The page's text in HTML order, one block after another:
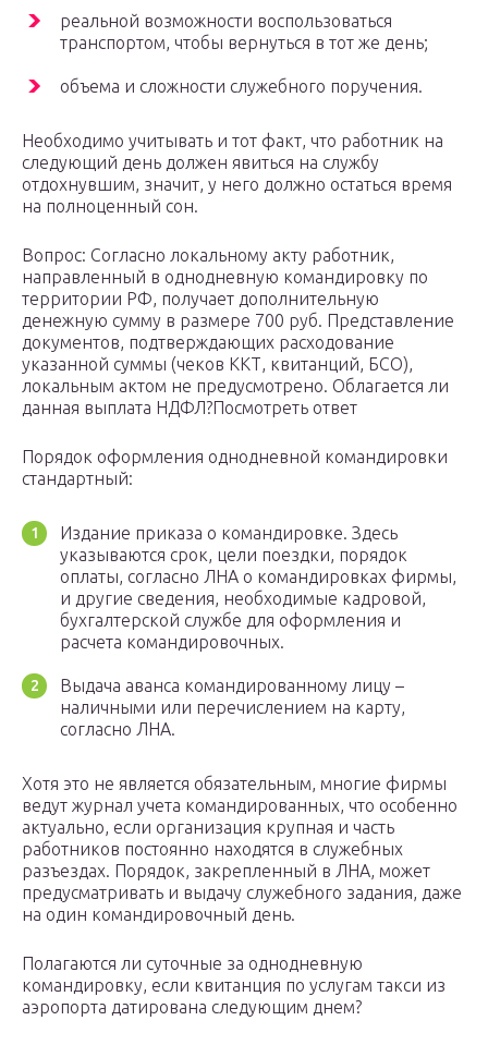
реальной возможности воспользоваться
транспортом, чтобы вернуться в тот же день;
объема и сложности служебного поручения.
Необходимо учитывать и тот факт, что работник на
следующий день должен явиться на службу
отдохнувшим, значит, у него должно остаться время
на полноценный сон.
Вопрос: Согласно локальному акту работник,
направленный в однодневную командировку по
территории РФ, получает дополнительную
денежную сумму в размере 700 руб. Представление
документов, подтверждающих расходование
указанной суммы (чеков ККТ, квитанций, БСО),
локальным актом не предусмотрено. Облагается ли
данная выплата НДФЛ?Посмотреть ответ
Порядок оформления однодневной командировки
стандартный:
Издание приказа о командировке. Здесь
указываются срок, цели поездки, порядок
оплаты, согласно ЛНА о командировках фирмы,
и другие сведения, необходимые кадровой,
бухгалтерской службе для оформления и
расчета командировочных.
Выдача аванса командированному лицу –
наличными или перечислением на карту,
согласно ЛНА.
Хотя это не является обязательным, многие фирмы
ведут журнал учета командированных, что особенно
актуально, если организация крупная и часть
работников постоянно находятся в служебных
разъездах. Порядок, закрепленный в ЛНА, может
предусматривать и выдачу служебного задания, даже
на один командировочный день.
Полагаются ли суточные за однодневную
командировку, если квитанция по услугам такси из
аэропорта датирована следующим днем?